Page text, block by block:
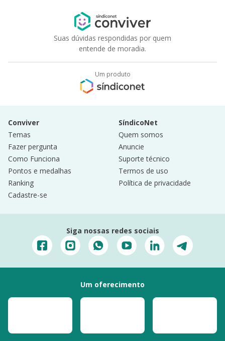
Suas dúvidas respondidas por quem
entende de moradia.
Um produto
Conviver
Temas
Fazer pergunta
Como Funciona
Pontos e medalhas
Ranking
Cadastre-se
SíndicoNet
Quem somos
Anuncie
Suporte técnico
Termos de uso
Política de privacidade
Siga nossas redes sociais
Um oferecimento